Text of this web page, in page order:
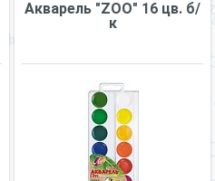
Акварель "ZOO" 16 цв. б/
к